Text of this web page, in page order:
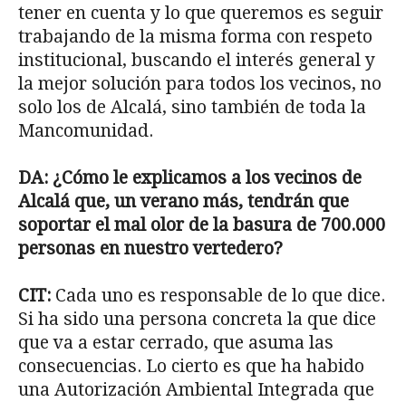
tener en cuenta y lo que queremos es seguir
trabajando de la misma forma con respeto
institucional, buscando el interés general y
la mejor solución para todos los vecinos, no
solo los de Alcalá, sino también de toda la
Mancomunidad.
DA: ¿Cómo le explicamos a los vecinos de
Alcalá que, un verano más, tendrán que
soportar el mal olor de la basura de 700.000
personas en nuestro vertedero?
CIT: Cada uno es responsable de lo que dice.
Si ha sido una persona concreta la que dice
que va a estar cerrado, que asuma las
consecuencias. Lo cierto es que ha habido
una Autorización Ambiental Integrada que